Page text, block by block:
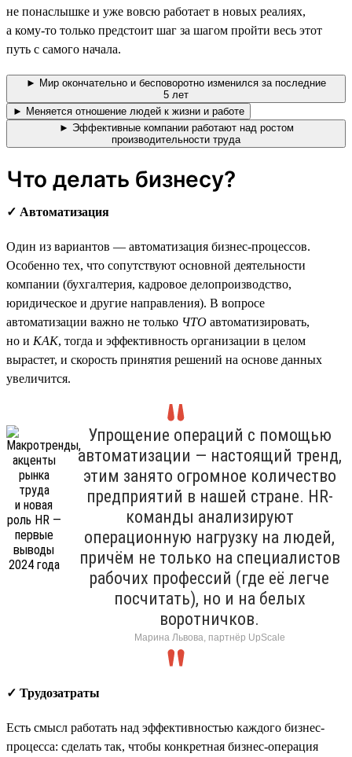
не понаслышке и уже вовсю работает в новых реалиях,
а кому-то только предстоит шаг за шагом пройти весь этот
путь с самого начала.
► Мир окончательно и бесповоротно изменился за последние
5 лет
► Меняется отношение людей к жизни и работе
► Эффективные компании работают над ростом
производительности труда
Что делать бизнесу?
✓ Автоматизация
Один из вариантов — автоматизация бизнес-процессов.
Особенно тех, что сопутствуют основной деятельности
компании (бухгалтерия, кадровое делопроизводство,
юридическое и другие направления). В вопросе
автоматизации важно не только ЧТО автоматизировать,
но и КАК, тогда и эффективность организации в целом
вырастет, и скорость принятия решений на основе данных
увеличится.
Упрощение операций с помощью
автоматизации — настоящий тренд,
этим занято огромное количество
предприятий в нашей стране. HR-
команды анализируют
операционную нагрузку на людей,
причём не только на специалистов
рабочих профессий (где её легче
посчитать), но и на белых
воротничков.
Марина Львова, партнёр UpScale
✓ Трудозатраты
Есть смысл работать над эффективностью каждого бизнес-
процесса: сделать так, чтобы конкретная бизнес-операция